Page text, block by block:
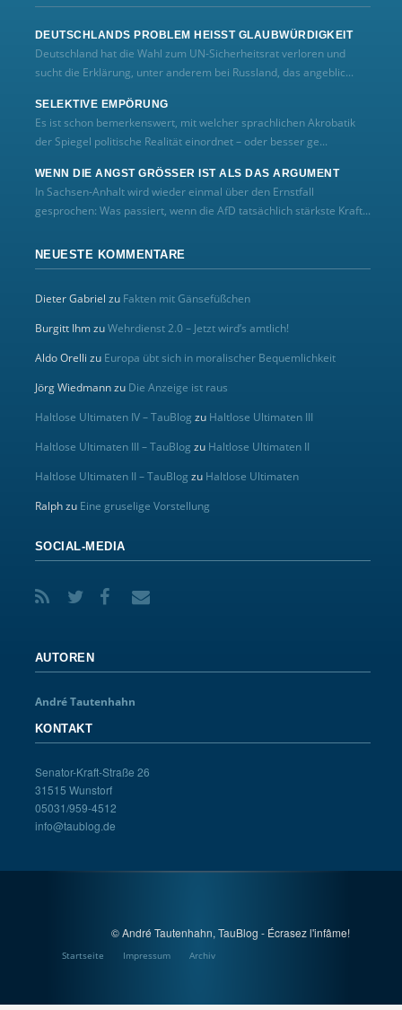
DEUTSCHLANDS PROBLEM HEISST GLAUBWÜRDIGKEIT
Deutschland hat die Wahl zum UN‑Sicherheitsrat verloren und
sucht die Erklärung, unter anderem bei Russland, das angeblic...
SELEKTIVE EMPÖRUNG
Es ist schon bemerkenswert, mit welcher sprachlichen Akrobatik
der Spiegel politische Realität einordnet – oder besser ge...
WENN DIE ANGST GRÖSSER IST ALS DAS ARGUMENT
In Sachsen-Anhalt wird wieder einmal über den Ernstfall
gesprochen: Was passiert, wenn die AfD tatsächlich stärkste Kraft...
NEUESTE KOMMENTARE
Dieter Gabriel zu Fakten mit Gänsefüßchen
Burgitt IhmzuWehrdienst 2.0 – Jetzt wird’s amtlich!
Aldo Orelli zu Europa übt sich in moralischer Bequemlichkeit
Jörg Wiedmannzu Die Anzeige ist raus
Haltlose Ultimaten IV – TauBlog zu Haltlose Ultimaten III
Haltlose Ultimaten III – TauBlog zu Haltlose Ultimaten II
Haltlose Ultimaten II – TauBlog zu Haltlose Ultimaten
Ralphzu Eine gruselige Vorstellung
SOCIAL-MEDIA
AUTOREN
André Tautenhahn
KONTAKT
Senator-Kraft-Straße 26
31515 Wunstorf
05031/959-4512
info@taublog.de
© André Tautenhahn, TauBlog - Écrasez l'infâme!
Startseite Impressum Archiv